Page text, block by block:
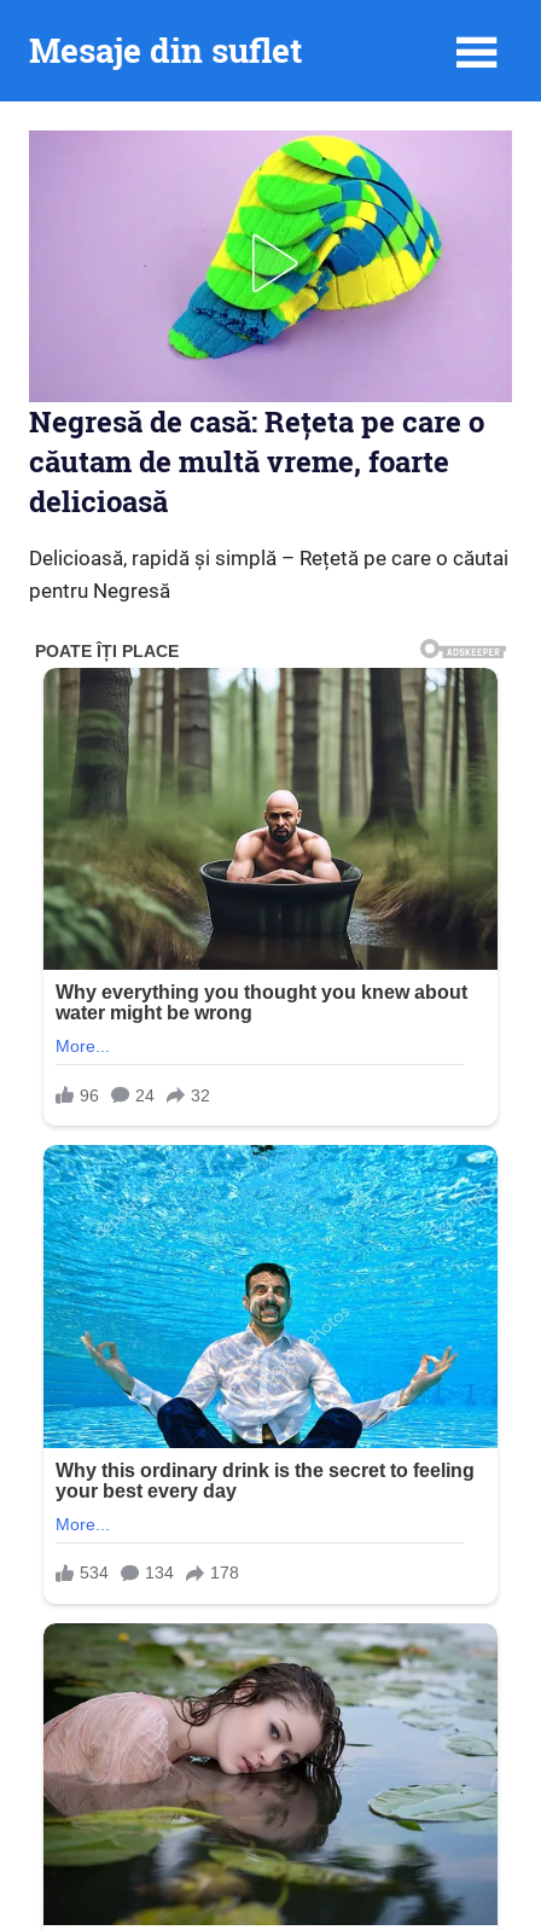
Mesaje din suflet
Negresă de casă: Rețeta pe care o
căutam de multă vreme, foarte
delicioasă
Delicioasă, rapidă și simplă – Rețetă pe care o căutai
pentru Negresă